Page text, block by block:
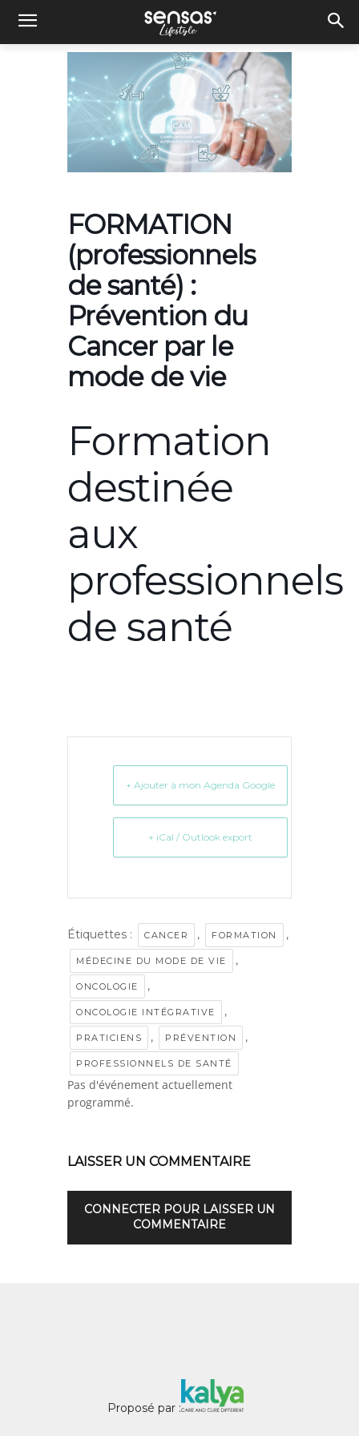
FORMATION
(professionnels
de santé) :
Prévention du
Cancer par le
mode de vie
Formation
destinée
aux
professionnels
de santé
+ Ajouter à mon Agenda Google
+ iCal / Outlook export
Étiquettes : CANCER , FORMATION ,
MÉDECINE DU MODE DE VIE ,
ONCOLOGIE ,
ONCOLOGIE INTÉGRATIVE ,
PRATICIENS , PRÉVENTION ,
PROFESSIONNELS DE SANTÉ
Pas d'événement actuellement
programmé.
LAISSER UN COMMENTAIRE
CONNECTER POUR LAISSER UN
COMMENTAIRE
Proposé par :